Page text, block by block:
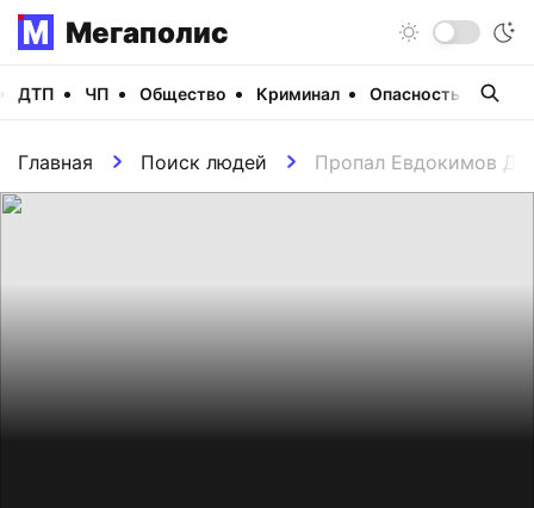
Мегаполис
ДТП ЧП Общество Криминал Опасность
Главная Поиск людей Пропал Евдокимов